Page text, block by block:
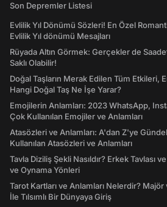
Son Depremler Listesi
Evlilik Yıl Dönümü Sözleri! En Özel
Evlilik Yıl dönümü Mesajları
Rüyada Altın Görmek: Gerçekler de
Saklı Olabilir!
Doğal Taşların Merak Edilen Tüm Etkileri,
Hangi Doğal Taş Ne İşe Yarar?
Emojilerin Anlamları: 2023 WhatsApp,
Çok Kullanılan Emojiler ve Anlamları
Atasözleri ve Anlamları: A'dan Z'ye
Kullanılan Atasözleri ve Anlamları
Tavla Diziliş Şekli Nasıldır? Erkek Tavlası
ve Oynama Yönleri
Tarot Kartları ve Anlamları Nelerdir?
İle Tılsımlı Bir Dünyaya Giriş